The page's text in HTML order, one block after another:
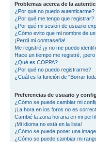
Problemas acerca de la
¿Por qué no puedo autenticarme?
¿Por qué me tengo que registrar?
¿Por qué mi sesión de usuario
¿Cómo evito que mi nombre de
¡Perdí mi contraseña!
Me registré ¡y no me puedo
Hace un tiempo me registré,
¿Qué es COPPA?
¿Por qué no puedo registrarme?
¿Cuál es la función de "Borrar
Preferencias de usuario y
¿Cómo se puede cambiar mi
¡La hora en los foros no es
Cambié la zona horaria en mi
¡Mi idioma no está en la lista!
¿Cómo se puede poner una
¿Cómo se puede cambiar mi